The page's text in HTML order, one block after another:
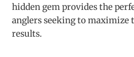
hidden gem provides the
anglers seeking to
results.